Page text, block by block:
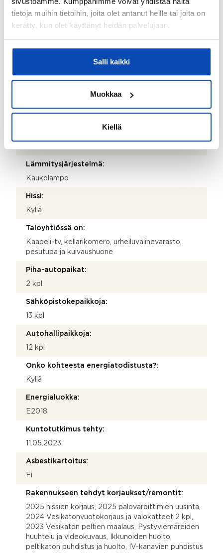
tietoja muihin tietoihin, joita olet antanut heille tai joita on
kerätty, kun olet käyttänyt heidän palvelujaan.
Salli kaikki
Muokkaa
Kiellä
Valmistumisvuosi:
1998
1998
Betoni
Pulpettikatto
Lämmitysjärjestelmä:
Kaukolämpö
Hissi:
Kyllä
Taloyhtiössä on:
Kaapeli-tv, kellarikomero, urheiluvälinevarasto,
pesutupa ja kuivaushuone
Piha-autopaikat:
2 kpl
Sähköpistokepaikkoja:
13 kpl
Autohallipaikkoja:
12 kpl
Onko kohteesta energiatodistusta?:
Kyllä
Energialuokka:
E2018
Kuntotutkimus tehty:
11.05.2023
Asbestikartoitus:
Ei
Rakennukseen tehdyt korjaukset/remontit:
2025 hissien korjaus, 2025 palovaroittimien uusinta,
2024 Vesikatonvuotokorjaus ja valokatteet 2 kpl,
2023 Vesikaton peltien maalaus, Pystyviemäreiden
huuhtelu ja videokuvaus, Ikkunoiden huolto,
peltikaton puhdistus ja huolto, IV-kanavien puhdistus